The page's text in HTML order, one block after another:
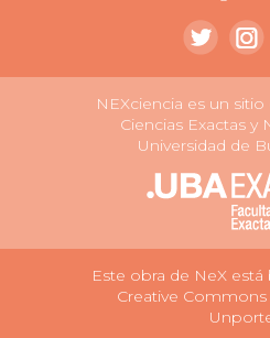
NEXciencia es un
Ciencias Exactas y
Universidad de
Este obra de NeX
Creative